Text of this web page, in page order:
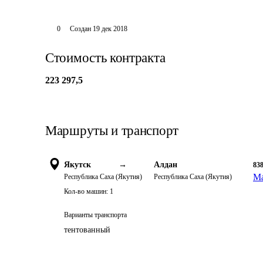
0 Создан 19 дек 2018
Стоимость контракта
223 297,5
Маршруты и транспорт
Якутск →
Республика Саха (Якутия)
Алдан
Республика Саха (Якутия)
838
Кол-во машин: 1
Варианты транспорта
тентованный